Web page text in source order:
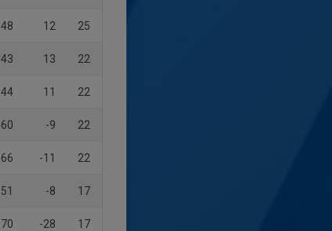
48 12 25
43 13 22
44 11 22
60 -9 22
66 -11 22
51 -8 17
70 -28 17